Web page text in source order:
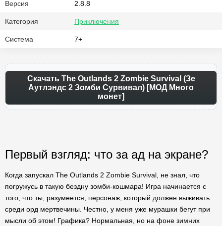
Версия 2.8.8
Категория Приключения
Система 7+
Скачать The Outlands 2 Zombie Survival (Зе
Аутлэндс 2 Зомби Сурвивал) [МОД Много
монет]
Первый взгляд: что за ад на экране?
Когда запускал The Outlands 2 Zombie Survival, не знал, что
погружусь в такую бездну зомби-кошмара! Игра начинается с
того, что ты, разумеется, персонаж, который должен выживать
среди орд мертвечины. Честно, у меня уже мурашки бегут при
мысли об этом! Графика? Нормальная, но на фоне зимних